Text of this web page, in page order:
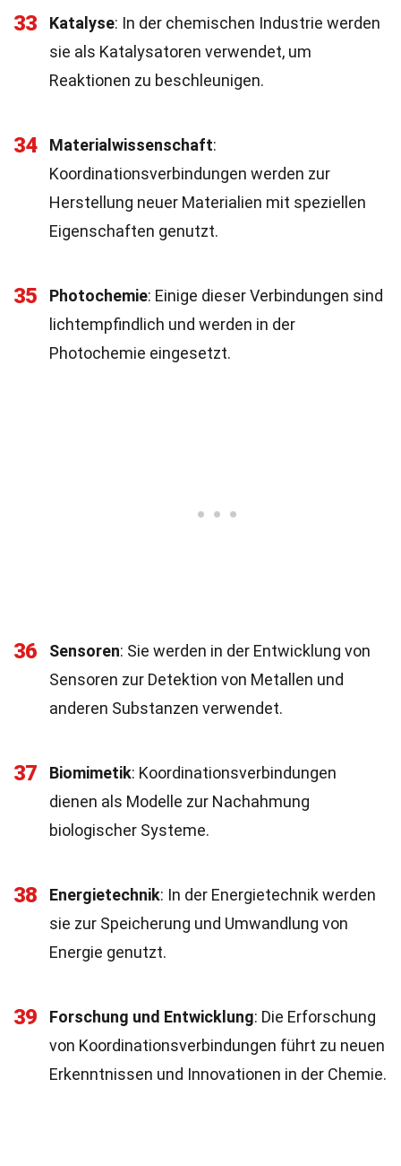
33 Katalyse: In der chemischen Industrie werden
sie als Katalysatoren verwendet, um
Reaktionen zu beschleunigen.
34 Materialwissenschaft:
Koordinationsverbindungen werden zur
Herstellung neuer Materialien mit speziellen
Eigenschaften genutzt.
35 Photochemie: Einige dieser Verbindungen sind
lichtempfindlich und werden in der
Photochemie eingesetzt.
36 Sensoren: Sie werden in der Entwicklung von
Sensoren zur Detektion von Metallen und
anderen Substanzen verwendet.
37 Biomimetik: Koordinationsverbindungen
dienen als Modelle zur Nachahmung
biologischer Systeme.
38 Energietechnik: In der Energietechnik werden
sie zur Speicherung und Umwandlung von
Energie genutzt.
39 Forschung und Entwicklung: Die Erforschung
von Koordinationsverbindungen führt zu neuen
Erkenntnissen und Innovationen in der Chemie.